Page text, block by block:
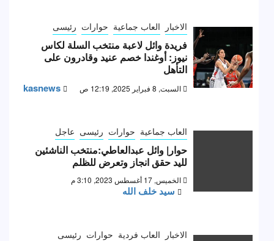
الاخبار العاب جماعية حوارات رئيسى
فريدة وائل لاعبة منتخب السلة لكاس
نيوز: أوغندا خصم عنيد وقادرون على
التأهل
السبت, 8 فبراير 2025, 12:19 ص kasnews
العاب جماعية حوارات رئيسى عاجل
حوار| وائل عبدالعاطي:منتخب الناشئين
لليد حقق انجاز وتعرض للظلم
الخميس, 17 أغسطس 2023, 3:10 م
سيد خلف الله
الاخبار العاب فردية حوارات رئيسى